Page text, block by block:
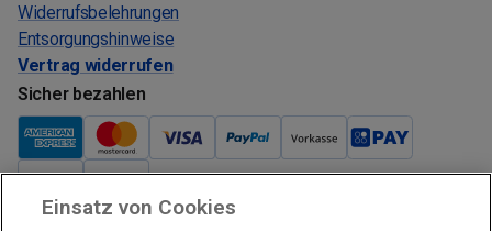
Widerrufsbelehrungen
Entsorgungshinweise
Vertrag widerrufen
Sicher bezahlen
Verkauf und Versand
Einsatz von Cookies